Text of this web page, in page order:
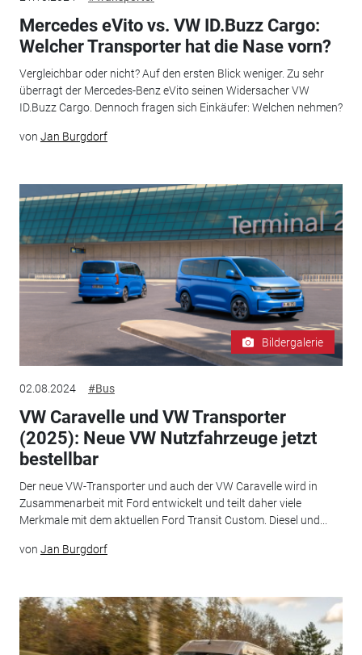
Mercedes eVito vs. VW ID.Buzz Cargo:
Welcher Transporter hat die Nase vorn?
Vergleichbar oder nicht? Auf den ersten Blick weniger. Zu sehr
überragt der Mercedes-Benz eVito seinen Widersacher VW
ID.Buzz Cargo. Dennoch fragen sich Einkäufer: Welchen nehmen?
von Jan Burgdorf
Bildergalerie
02.08.2024 #Bus
VW Caravelle und VW Transporter
(2025): Neue VW Nutzfahrzeuge jetzt
bestellbar
Der neue VW-Transporter und auch der VW Caravelle wird in
Zusammenarbeit mit Ford entwickelt und teilt daher viele
Merkmale mit dem aktuellen Ford Transit Custom. Diesel und...
von Jan Burgdorf